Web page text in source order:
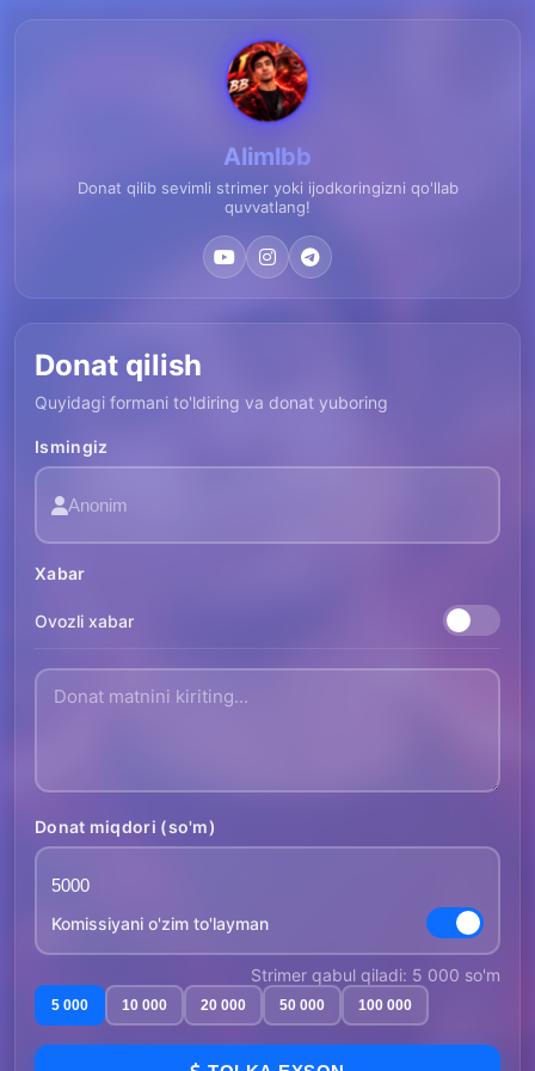
Alimlbb
Donat qilib sevimli strimer yoki ijodkoringizni qo'llab
quvvatlang!
Donat qilish
Quyidagi formani to'ldiring va donat yuboring
Ismingiz
Xabar
Ovozli xabar
Donat miqdori (so'm)
Komissiyani o'zim to'layman
Strimer qabul qiladi: 5 000 so'm
5 000 10 000 20 000 50 000 100 000